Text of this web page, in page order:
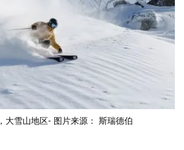
，大雪山地区- 图片来源： 斯瑞德伯